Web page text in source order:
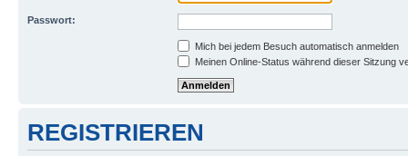
Passwort:
Mich bei jedem Besuch automatisch anmelden
Meinen Online-Status während dieser Sitzung
REGISTRIEREN